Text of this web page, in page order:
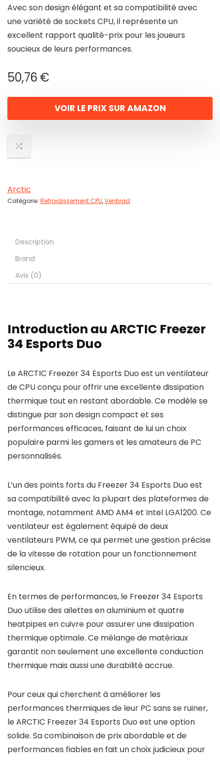
Avec son design élégant et sa compatibilité avec
une variété de sockets CPU, il représente un
excellent rapport qualité-prix pour les joueurs
soucieux de leurs performances.
50,76 €
VOIR LE PRIX SUR AMAZON
Arctic
Catégorie: Refroidissement CPU,Ventirad
Description
Brand
Avis (0)
Introduction au ARCTIC Freezer
34 Esports Duo
Le ARCTIC Freezer 34 Esports Duo est un ventilateur
de CPU conçu pour offrir une excellente dissipation
thermique tout en restant abordable. Ce modèle se
distingue par son design compact et ses
performances efficaces, faisant de lui un choix
populaire parmi les gamers et les amateurs de PC
personnalisés.
L’un des points forts du Freezer 34 Esports Duo est
sa compatibilité avec la plupart des plateformes de
montage, notamment AMD AM4 et Intel LGA1200. Ce
ventilateur est également équipé de deux
ventilateurs PWM, ce qui permet une gestion précise
de la vitesse de rotation pour un fonctionnement
silencieux.
En termes de performances, le Freezer 34 Esports
Duo utilise des ailettes en aluminium et quatre
heatpipes en cuivre pour assurer une dissipation
thermique optimale. Ce mélange de matériaux
garantit non seulement une excellente conduction
thermique mais aussi une durabilité accrue.
Pour ceux qui cherchent à améliorer les
performances thermiques de leur PC sans se ruiner,
le ARCTIC Freezer 34 Esports Duo est une option
solide. Sa combinaison de prix abordable et de
performances fiables en fait un choix judicieux pour